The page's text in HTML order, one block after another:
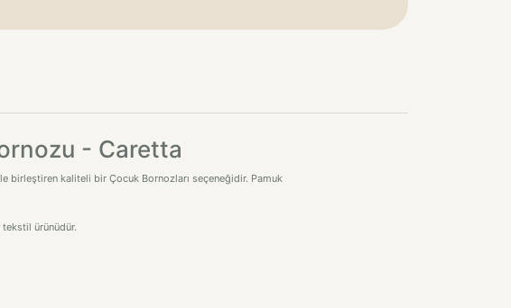
- Caretta
birleştiren kaliteli bir Çocuk Bornozları seçeneğidir. Pamuk
tekstil ürünüdür.